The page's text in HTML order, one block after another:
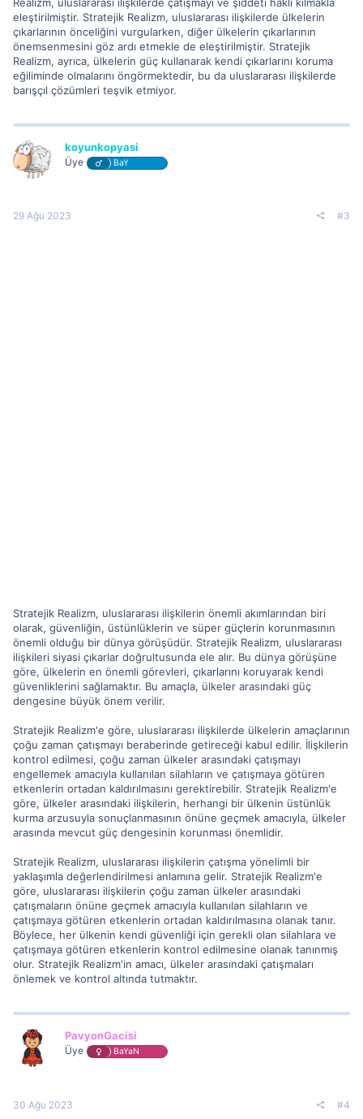
eleştirilmiştir. Stratejik Realizm, uluslararası ilişkilerde ülkelerin
çıkarlarının önceliğini vurgularken, diğer ülkelerin çıkarlarının
önemsenmesini göz ardı etmekle de eleştirilmiştir. Stratejik
Realizm, ayrıca, ülkelerin güç kullanarak kendi çıkarlarını koruma
eğiliminde olmalarını öngörmektedir, bu da uluslararası ilişkilerde
barışçıl çözümleri teşvik etmiyor.
koyunkopyasi
Üye BaY
29 Ağu 2023 #3
Stratejik Realizm, uluslararası ilişkilerin önemli akımlarından biri
olarak, güvenliğin, üstünlüklerin ve süper güçlerin korunmasının
önemli olduğu bir dünya görüşüdür. Stratejik Realizm, uluslararası
ilişkileri siyasi çıkarlar doğrultusunda ele alır. Bu dünya görüşüne
göre, ülkelerin en önemli görevleri, çıkarlarını koruyarak kendi
güvenliklerini sağlamaktır. Bu amaçla, ülkeler arasındaki güç
dengesine büyük önem verilir.
Stratejik Realizm'e göre, uluslararası ilişkilerde ülkelerin amaçlarının
çoğu zaman çatışmayı beraberinde getireceği kabul edilir. İlişkilerin
kontrol edilmesi, çoğu zaman ülkeler arasındaki çatışmayı
engellemek amacıyla kullanılan silahların ve çatışmaya götüren
etkenlerin ortadan kaldırılmasını gerektirebilir. Stratejik Realizm'e
göre, ülkeler arasındaki ilişkilerin, herhangi bir ülkenin üstünlük
kurma arzusuyla sonuçlanmasının önüne geçmek amacıyla, ülkeler
arasında mevcut güç dengesinin korunması önemlidir.
Stratejik Realizm, uluslararası ilişkilerin çatışma yönelimli bir
yaklaşımla değerlendirilmesi anlamına gelir. Stratejik Realizm'e
göre, uluslararası ilişkilerin çoğu zaman ülkeler arasındaki
çatışmaların önüne geçmek amacıyla kullanılan silahların ve
çatışmaya götüren etkenlerin ortadan kaldırılmasına olanak tanır.
Böylece, her ülkenin kendi güvenliği için gerekli olan silahlara ve
çatışmaya götüren etkenlerin kontrol edilmesine olanak tanınmış
olur. Stratejik Realizm'in amacı, ülkeler arasındaki çatışmaları
önlemek ve kontrol altında tutmaktır.
PavyonGacisi
Üye BaYaN
30 Ağu 2023 #4